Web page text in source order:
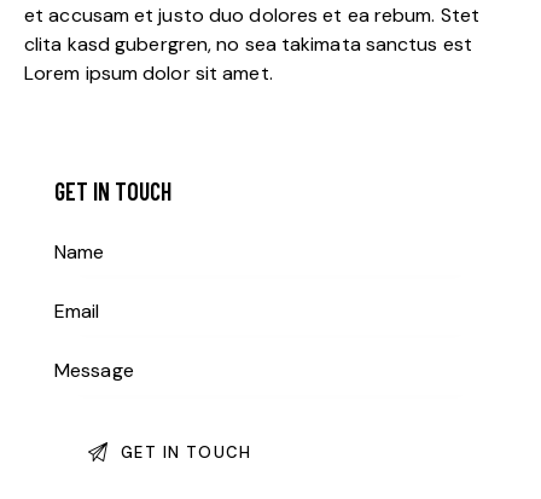
et accusam et justo duo dolores et ea rebum. Stet
clita kasd gubergren, no sea takimata sanctus est
Lorem ipsum dolor sit amet.
GET IN TOUCH